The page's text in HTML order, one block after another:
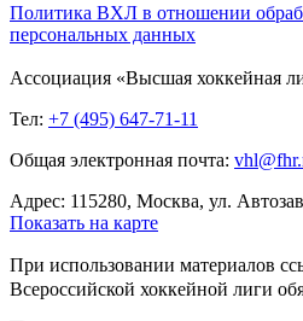
Политика ВХЛ в отношении
персональных данных
Ассоциация «Высшая хоккейная
Тел: +7 (495) 647-71-11
Общая электронная почта:
Адрес: 115280, Москва, ул.
Показать на карте
При использовании материалов
Всероссийской хоккейной лиги